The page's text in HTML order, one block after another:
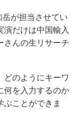
が担当させてい
演だけは中国輸入
さんの生リサーチ
どのようにキーワ
何を入力するのか
ぶことができま